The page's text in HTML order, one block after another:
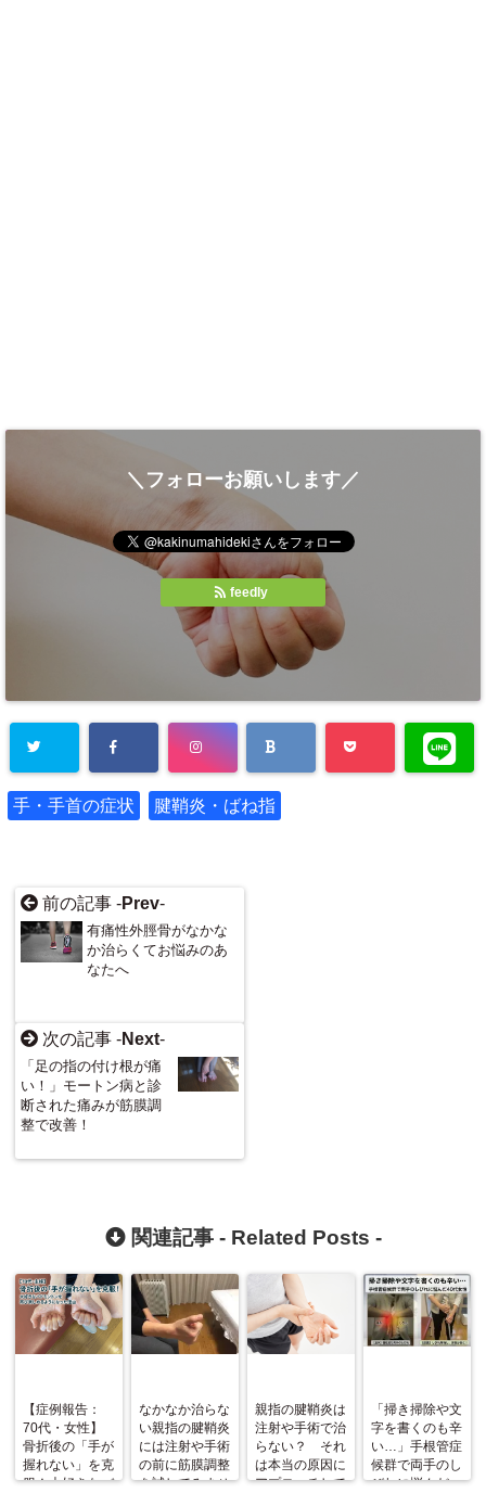
＼フォローお願いします／
feedly
手・手首の症状 腱鞘炎・ばね指
前の記事 -Prev-
有痛性外脛骨がなかな
か治らくてお悩みのあ
なたへ
次の記事 -Next-
「足の指の付け根が痛
い！」モートン病と診
断された痛みが筋膜調
整で改善！
関連記事 - Related Posts -
【症例報告：
70代・女性】
骨折後の「手が
握れない」を克
服！大好きなバ
なかなか治らな
い親指の腱鞘炎
には注射や手術
の前に筋膜調整
を試してみませ
親指の腱鞘炎は
注射や手術で治
らない？ それ
は本当の原因に
アプローチして
「掃き掃除や文
字を書くのも辛
い…」手根管症
候群で両手のし
びれに悩んだ